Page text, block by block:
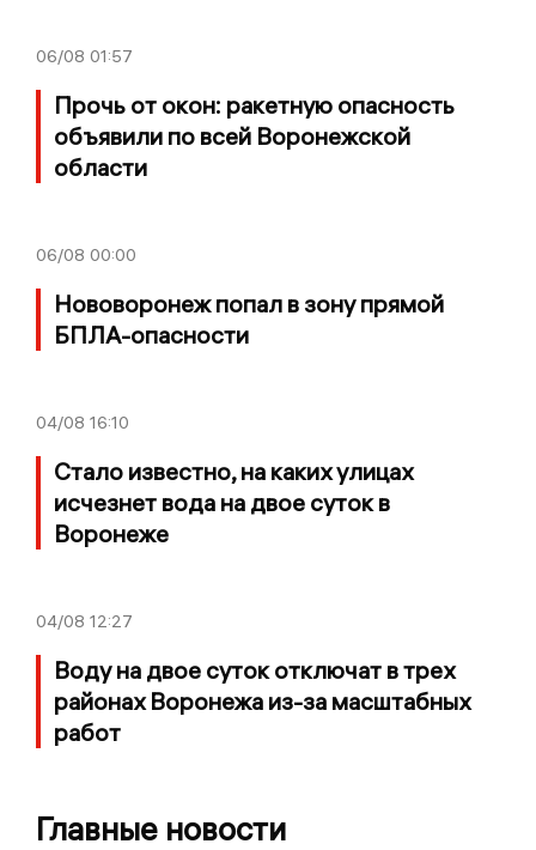
06/08 01:57
Прочь от окон: ракетную опасность
объявили по всей Воронежской
области
06/08 00:00
Нововоронеж попал в зону прямой
БПЛА-опасности
04/08 16:10
Стало известно, на каких улицах
исчезнет вода на двое суток в
Воронеже
04/08 12:27
Воду на двое суток отключат в трех
районах Воронежа из-за масштабных
работ
Главные новости